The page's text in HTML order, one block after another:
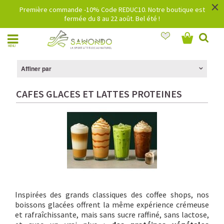
Première commande -10% Code REDUC10. Notre boutique est
fermée du 8 au 22 août. Bel été !
×
MENU
Affiner par
CAFES GLACES ET LATTES PROTEINES
Inspirées des grands classiques des coffee shops, nos
boissons glacées offrent la même expérience crémeuse
et rafraîchissante, mais sans sucre raffiné, sans lactose,